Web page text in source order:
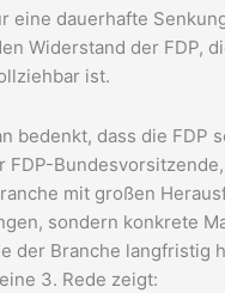
eine dauerhafte
Widerstand der FDP,
ist.
bedenkt, dass die FDP
mit großen
sondern konkrete
der Branche langfristig
3. Rede zeigt: